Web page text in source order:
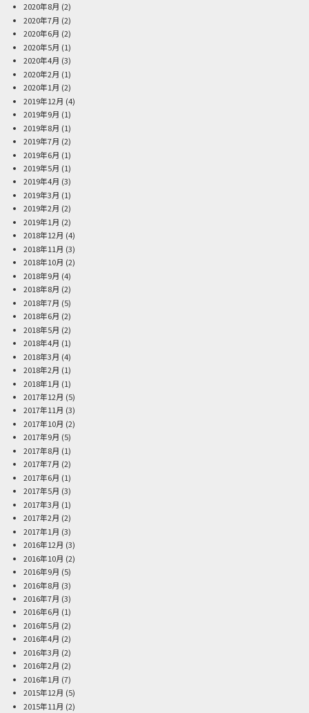
2020年8月 (2)
2020年7月 (2)
2020年6月 (2)
2020年5月 (1)
2020年4月 (3)
2020年2月 (1)
2020年1月 (2)
2019年12月 (4)
2019年9月 (1)
2019年8月 (1)
2019年7月 (2)
2019年6月 (1)
2019年5月 (1)
2019年4月 (3)
2019年3月 (1)
2019年2月 (2)
2019年1月 (2)
2018年12月 (4)
2018年11月 (3)
2018年10月 (2)
2018年9月 (4)
2018年8月 (2)
2018年7月 (5)
2018年6月 (2)
2018年5月 (2)
2018年4月 (1)
2018年3月 (4)
2018年2月 (1)
2018年1月 (1)
2017年12月 (5)
2017年11月 (3)
2017年10月 (2)
2017年9月 (5)
2017年8月 (1)
2017年7月 (2)
2017年6月 (1)
2017年5月 (3)
2017年3月 (1)
2017年2月 (2)
2017年1月 (3)
2016年12月 (3)
2016年10月 (2)
2016年9月 (5)
2016年8月 (3)
2016年7月 (3)
2016年6月 (1)
2016年5月 (2)
2016年4月 (2)
2016年3月 (2)
2016年2月 (2)
2016年1月 (7)
2015年12月 (5)
2015年11月 (2)